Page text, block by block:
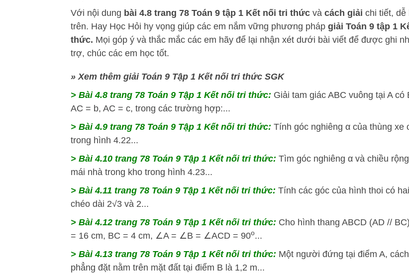
Với nội dung bài 4.8 trang 78 Toán 9 tập 1 Kết nối tri thức và cách giải chi tiết, dễ
trên. Hay Học Hỏi hy vọng giúp các em nắm vững phương pháp giải Toán 9 tập 1
thức. Mọi góp ý và thắc mắc các em hãy để lại nhận xét dưới bài viết để được ghi
trợ, chúc các em học tốt.
» Xem thêm giải Toán 9 Tập 1 Kết nối tri thức SGK
> Bài 4.8 trang 78 Toán 9 Tập 1 Kết nối tri thức: Giải tam giác ABC vuông tại A có
AC = b, AC = c, trong các trường hợp:...
> Bài 4.9 trang 78 Toán 9 Tập 1 Kết nối tri thức: Tính góc nghiêng α của thùng xe
trong hình 4.22...
> Bài 4.10 trang 78 Toán 9 Tập 1 Kết nối tri thức: Tìm góc nghiêng α và chiều
mái nhà trong kho trong hình 4.23...
> Bài 4.11 trang 78 Toán 9 Tập 1 Kết nối tri thức: Tính các góc của hình thoi có
chéo dài 2√3 và 2...
> Bài 4.12 trang 78 Toán 9 Tập 1 Kết nối tri thức: Cho hình thang ABCD (AD //
= 16 cm, BC = 4 cm, ∠A = ∠B = ∠ACD = 90o...
> Bài 4.13 trang 78 Toán 9 Tập 1 Kết nối tri thức: Một người đứng tại điểm A,
phẳng đặt nằm trên mặt đất tại điểm B là 1,2 m...